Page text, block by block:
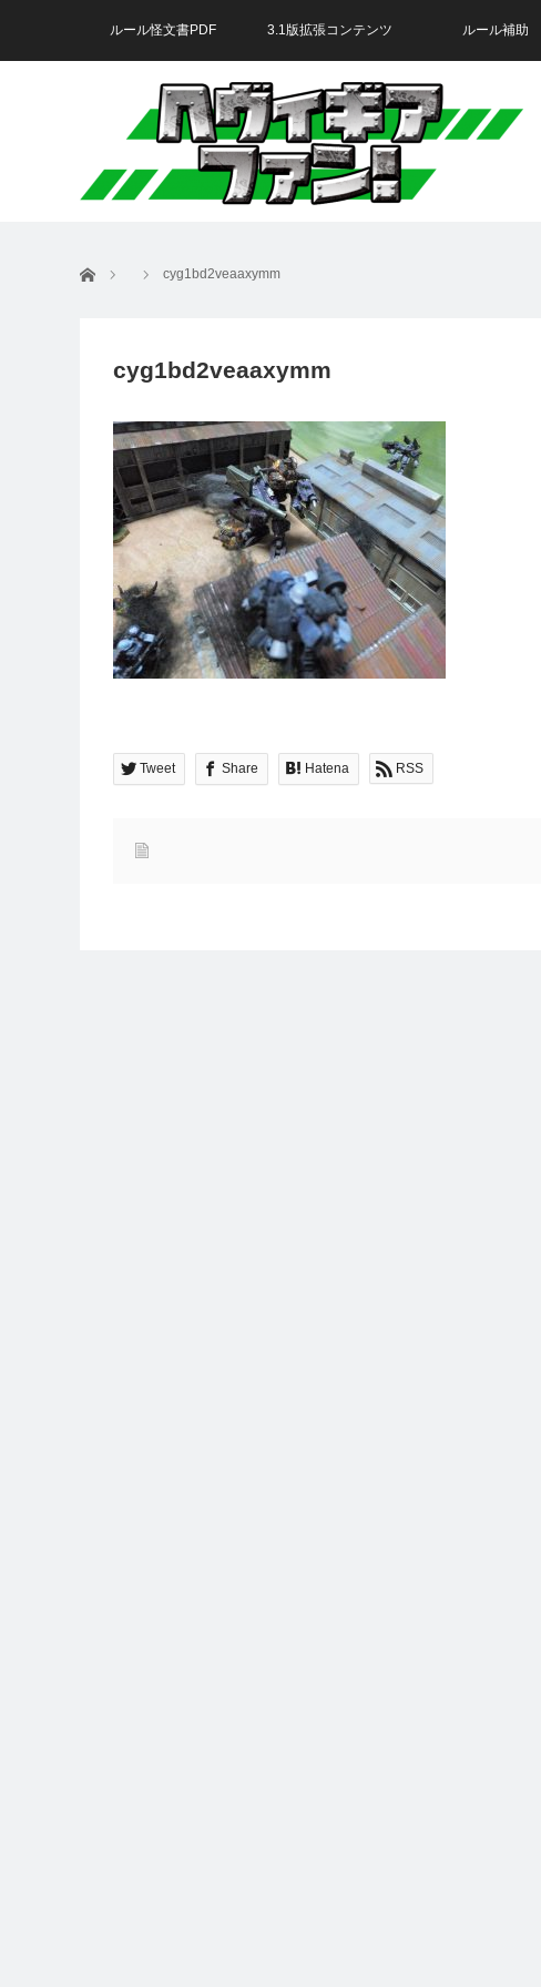
ルール怪文書PDF 3.1版拡張コンテンツ ルール補助
ホーム cyg1bd2veaaxymm
cyg1bd2veaaxymm
Tweet Share Hatena RSS